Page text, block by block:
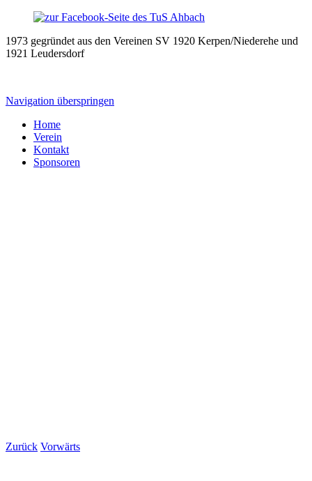
1973 gegründet aus den Vereinen SV 1920 Kerpen/Niederehe und
1921 Leudersdorf
Navigation überspringen
Home
Verein
Kontakt
Sponsoren
Zurück Vorwärts